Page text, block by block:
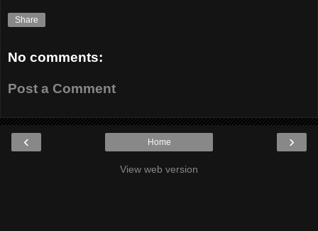
Share
No comments:
Post a Comment
‹ ›
Home
View web version